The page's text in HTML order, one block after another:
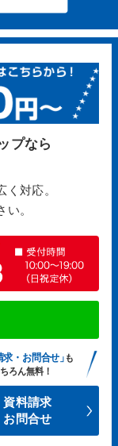
プなら
対応。
。
求・お問合せ」も
ろん無料！
資料請求
お問合せ